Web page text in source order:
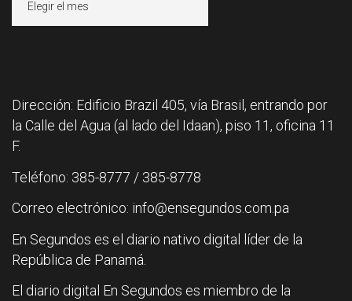
Dirección: Edificio Brazil 405, vía Brasil, entrando por
la Calle del Agua (al lado del Idaan), piso 11, oficina 11
F.
Teléfono: 385-8777 / 385-8778
Correo electrónico: info@ensegundos.com.pa
En Segundos es el diario nativo digital líder de la
República de Panamá.
El diario digital En Segundos es miembro de la